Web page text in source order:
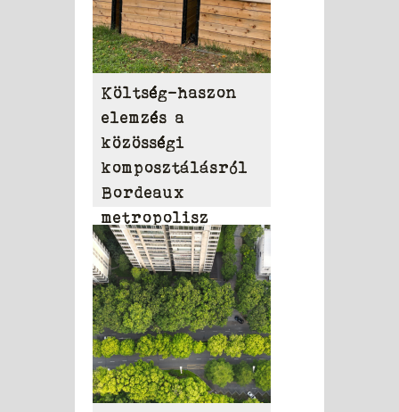
Költség-haszon
elemzés a
közösségi
komposztálásról
Bordeaux
metropolisz
területén